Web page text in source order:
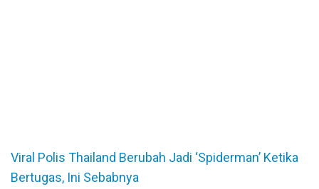
Viral Polis Thailand Berubah Jadi ‘Spiderman’ Ketika
Bertugas, Ini Sebabnya